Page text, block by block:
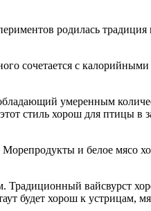
родилась традиция
сочетается с
умеренным
стиль хорош для птицы
и белое мясо
Традиционный вайсвурст
будет хорош к устрицам,